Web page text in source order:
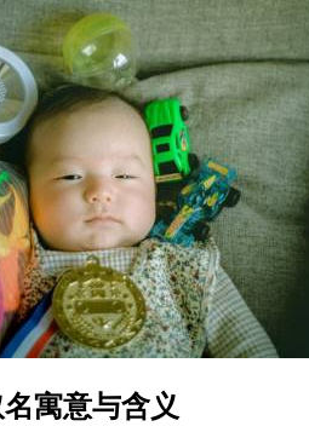
寓意与含义